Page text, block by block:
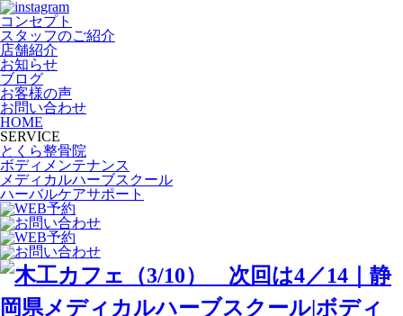
コンセプト
スタッフのご紹介
店舗紹介
お知らせ
ブログ
お客様の声
お問い合わせ
HOME
SERVICE
とくら整骨院
ボディメンテナンス
メディカルハーブスクール
ハーバルケアサポート